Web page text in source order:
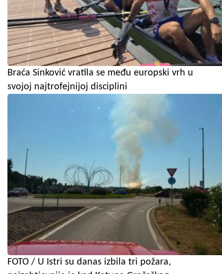
Braća Sinković vratila se među europski vrh u
svojoj najtrofejnijoj disciplini
FOTO / U Istri su danas izbila tri požara,